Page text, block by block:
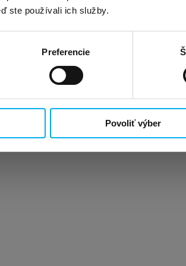
ste používali ich služby.
Preferencie
Povoliť výber
ktoré môžu už skôr spomínané